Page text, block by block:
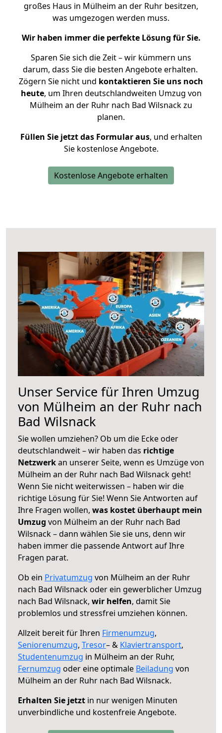
großes Haus in Mülheim an der Ruhr besitzen,
was umgezogen werden muss.
Wir haben immer die perfekte Lösung für Sie.
Sparen Sie sich die Zeit – wir kümmern uns
darum, dass Sie die besten Angebote erhalten.
Zögern Sie nicht und kontaktieren Sie uns noch
heute, um Ihren deutschlandweiten Umzug von
Mülheim an der Ruhr nach Bad Wilsnack zu
planen.
Füllen Sie jetzt das Formular aus, und erhalten
Sie kostenlose Angebote.
Kostenlose Angebote erhalten
Unser Service für Ihren Umzug
von Mülheim an der Ruhr nach
Bad Wilsnack
Sie wollen umziehen? Ob um die Ecke oder
deutschlandweit – wir haben das richtige
Netzwerkan unserer Seite, wenn es Umzüge von
Mülheim an der Ruhr nach Bad Wilsnack geht!
Wenn Sie nicht weiterwissen – haben wir die
richtige Lösung für Sie! Wenn Sie Antworten auf
Ihre Fragen wollen, was kostet überhaupt mein
Umzug von Mülheim an der Ruhr nach Bad
Wilsnack – dann wählen Sie sie uns, denn wir
haben immer die passende Antwort auf Ihre
Fragen parat.
Ob ein Privatumzug von Mülheim an der Ruhr
nach Bad Wilsnack oder ein gewerblicher Umzug
nach Bad Wilsnack, wir helfen, damit Sie
problemlos und stressfrei umziehen können.
Allzeit bereit für Ihren Firmenumzug,
Seniorenumzug, Tresor– & Klaviertransport,
Studentenumzug in Mülheim an der Ruhr,
Fernumzug oder eine optimale Beiladung von
Mülheim an der Ruhr nach Bad Wilsnack.
Erhalten Sie jetzt in nur wenigen Minuten
unverbindliche und kostenfreie Angebote.